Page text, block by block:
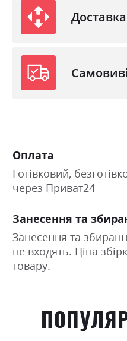
Оплата
Готівковий,
через Приват24
Занесення та
Занесення та
не входять. Ціна
товару.